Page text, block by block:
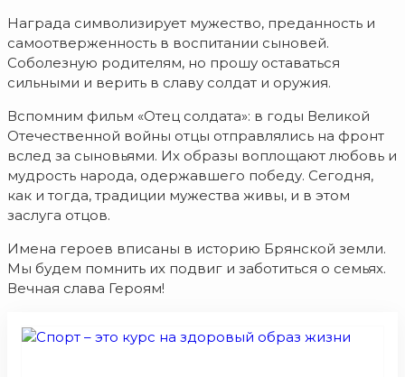
Награда символизирует мужество, преданность и
самоотверженность в воспитании сыновей.
Соболезную родителям, но прошу оставаться
сильными и верить в славу солдат и оружия.
Вспомним фильм «Отец солдата»: в годы Великой
Отечественной войны отцы отправлялись на фронт
вслед за сыновьями. Их образы воплощают любовь и
мудрость народа, одержавшего победу. Сегодня,
как и тогда, традиции мужества живы, и в этом
заслуга отцов.
Имена героев вписаны в историю Брянской земли.
Мы будем помнить их подвиг и заботиться о семьях.
Вечная слава Героям!